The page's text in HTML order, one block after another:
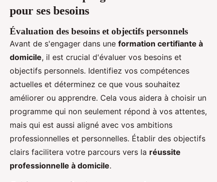
pour ses besoins
Évaluation des besoins et objectifs personnels
Avant de s'engager dans une formation certifiante à
domicile, il est crucial d'évaluer vos besoins et
objectifs personnels. Identifiez vos compétences
actuelles et déterminez ce que vous souhaitez
améliorer ou apprendre. Cela vous aidera à choisir un
programme qui non seulement répond à vos attentes,
mais qui est aussi aligné avec vos ambitions
professionnelles et personnelles. Établir des objectifs
clairs facilitera votre parcours vers la réussite
professionnelle à domicile.